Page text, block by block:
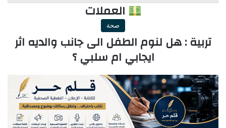
العملات
صحة
تربية : هل لنوم الطفل الى جانب والديه اثر
ايجابي ام سلبي ؟